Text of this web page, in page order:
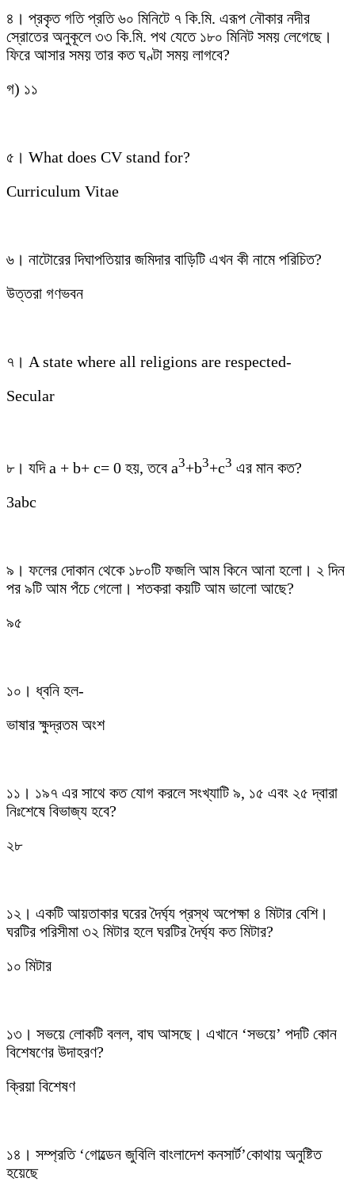
৪। প্রকৃত গতি প্রতি ৬০ মিনিটে ৭ কি.মি. এরূপ নৌকার নদীর
স্রোতের অনুকূলে ৩৩ কি.মি. পথ যেতে ১৮০ মিনিট সময় লেগেছে।
ফিরে আসার সময় তার কত ঘণ্টা সময় লাগবে?
গ) ১১
৫। What does CV stand for?
Curriculum Vitae
৬। নাটোরের দিঘাপতিয়ার জমিদার বাড়িটি এখন কী নামে পরিচিত?
উত্তরা গণভবন
৭। A state where all religions are respected-
Secular
৮। যদি a + b+ c= 0 হয়, তবে a3+b3+c3 এর মান কত?
3abc
৯। ফলের দোকান থেকে ১৮০টি ফজলি আম কিনে আনা হলো। ২ দিন
পর ৯টি আম পঁচে গেলো। শতকরা কয়টি আম ভালো আছে?
৯৫
১০। ধ্বনি হল-
ভাষার ক্ষুদ্রতম অংশ
১১। ১৯৭ এর সাথে কত যোগ করলে সংখ্যাটি ৯, ১৫ এবং ২৫ দ্বারা
নিঃশেষে বিভাজ্য হবে?
২৮
১২। একটি আয়তাকার ঘরের দৈর্ঘ্য প্রস্থ অপেক্ষা ৪ মিটার বেশি।
ঘরটির পরিসীমা ৩২ মিটার হলে ঘরটির দৈর্ঘ্য কত মিটার?
১০ মিটার
১৩। সভয়ে লোকটি বলল, বাঘ আসছে। এখানে ‘সভয়ে’ পদটি কোন
বিশেষণের উদাহরণ?
ক্রিয়া বিশেষণ
১৪। সম্প্রতি ‘গোল্ডেন জুবিলি বাংলাদেশ কনসার্ট’কোথায় অনুষ্টিত
হয়েছে